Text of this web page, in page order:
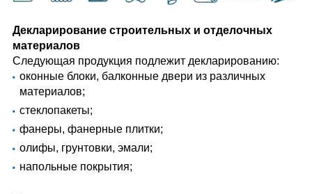
Декларирование строительных и отделочных
материалов
Следующая продукция подлежит декларированию:
оконные блоки, балконные двери из различных
материалов;
стеклопакеты;
фанеры, фанерные плитки;
олифы, грунтовки, эмали;
напольные покрытия;